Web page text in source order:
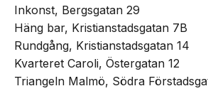
Inkonst, Bergsgatan 29
Häng bar, Kristianstadsgatan 7B
Rundgång, Kristianstadsgatan 14
Kvarteret Caroli, Östergatan 12
Triangeln Malmö, Södra